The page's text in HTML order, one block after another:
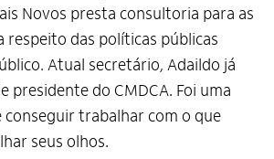
Novos presta consultoria para as
respeito das políticas públicas
Atual secretário, Adaildo já
presidente do CMDCA. Foi uma
conseguir trabalhar com o que
seus olhos.